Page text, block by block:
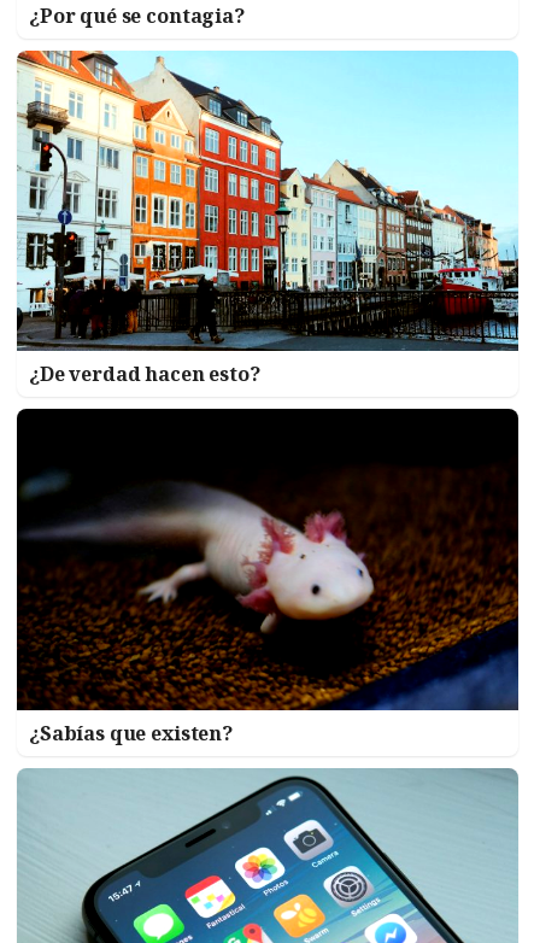
¿Por qué se contagia?
¿De verdad hacen esto?
¿Sabías que existen?